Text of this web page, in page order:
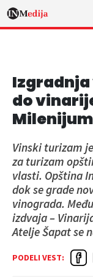
do
Vinski turizam
za turizam
vlasti. Opština
dok se grade
vinograda.
izdvaja –
Atelje Šapat se
PODELI VEST: